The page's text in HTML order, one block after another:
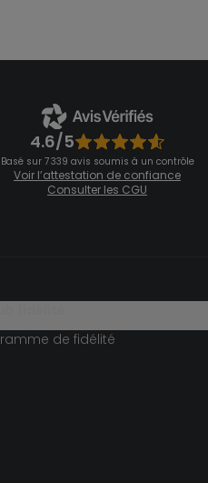
4.6/5
Basé sur 7 339 avis soumis à un contrôle
Voir l’attestation de confiance
Consulter les CGU
de fidélité